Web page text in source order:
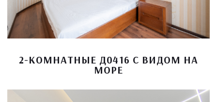
2-КОМНАТНЫЕ Д0416 С ВИДОМ НА
МОРЕ